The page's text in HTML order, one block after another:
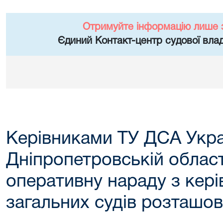
Отримуйте інформацію лише
Єдиний Контакт-центр судової
Керівниками ТУ ДСА
Дніпропетровській
оперативну нараду з
загальних судів